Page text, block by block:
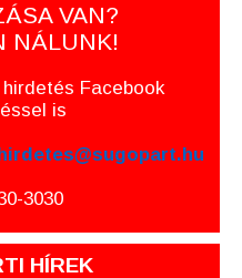
VAN?
NÁLUNK!
hirdetés Facebook
is
3030
HÍREK